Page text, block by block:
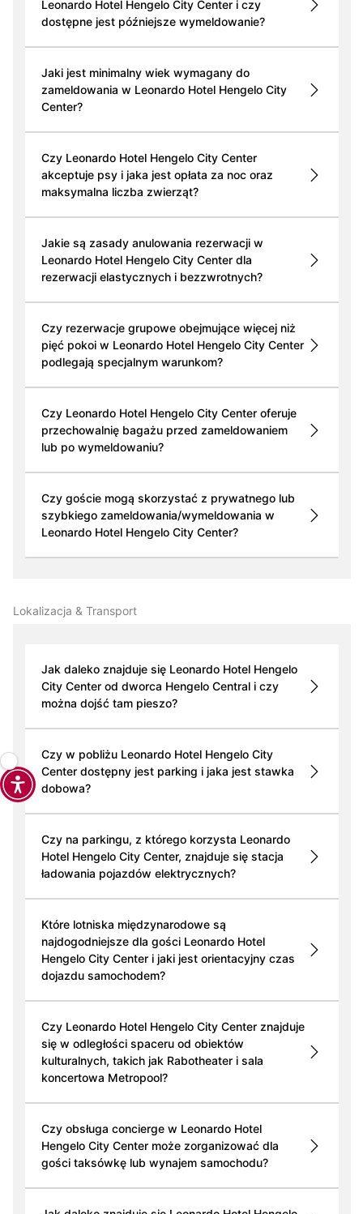
Leonardo Hotel Hengelo City Center i czy
dostępne jest późniejsze wymeldowanie?
Jaki jest minimalny wiek wymagany do
zameldowania w Leonardo Hotel Hengelo City
Center?
Czy Leonardo Hotel Hengelo City Center
akceptuje psy i jaka jest opłata za noc oraz
maksymalna liczba zwierząt?
Jakie są zasady anulowania rezerwacji w
Leonardo Hotel Hengelo City Center dla
rezerwacji elastycznych i bezzwrotnych?
Czy rezerwacje grupowe obejmujące więcej niż
pięć pokoi w Leonardo Hotel Hengelo City Center
podlegają specjalnym warunkom?
Czy Leonardo Hotel Hengelo City Center oferuje
przechowalnię bagażu przed zameldowaniem
lub po wymeldowaniu?
Czy goście mogą skorzystać z prywatnego lub
szybkiego zameldowania/wymeldowania w
Leonardo Hotel Hengelo City Center?
Lokalizacja & Transport
Jak daleko znajduje się Leonardo Hotel Hengelo
City Center od dworca Hengelo Central i czy
można dojść tam pieszo?
Czy w pobliżu Leonardo Hotel Hengelo City
Center dostępny jest parking i jaka jest stawka
dobowa?
Czy na parkingu, z którego korzysta Leonardo
Hotel Hengelo City Center, znajduje się stacja
ładowania pojazdów elektrycznych?
Które lotniska międzynarodowe są
najdogodniejsze dla gości Leonardo Hotel
Hengelo City Center i jaki jest orientacyjny czas
dojazdu samochodem?
Czy Leonardo Hotel Hengelo City Center znajduje
się w odległości spaceru od obiektów
kulturalnych, takich jak Rabotheater i sala
koncertowa Metropool?
Czy obsługa concierge w Leonardo Hotel
Hengelo City Center może zorganizować dla
gości taksówkę lub wynajem samochodu?